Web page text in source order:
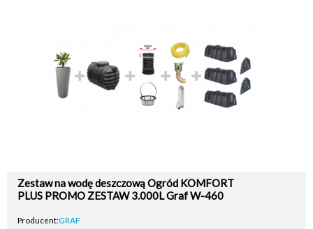
Zestaw na wodę deszczową Ogród KOMFORT
PLUS PROMO ZESTAW 3.000L Graf W-460
Producent:GRAF